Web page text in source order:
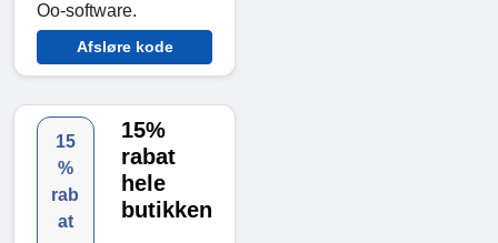
Oo-software.
Afsløre kode
15
%
rab
at
15%
rabat
hele
butikken